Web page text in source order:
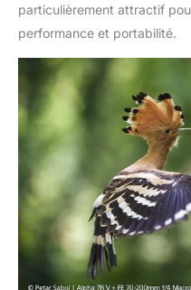
particulièrement attractif
performance et portabilité.